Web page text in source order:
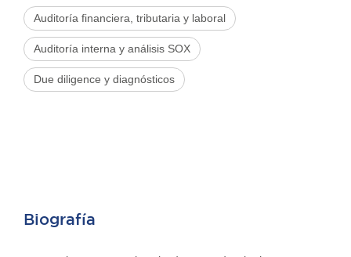
Auditoría financiera, tributaria y laboral
Auditoría interna y análisis SOX
Due diligence y diagnósticos
Biografía